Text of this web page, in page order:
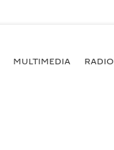
MULTIMEDIA RADIO